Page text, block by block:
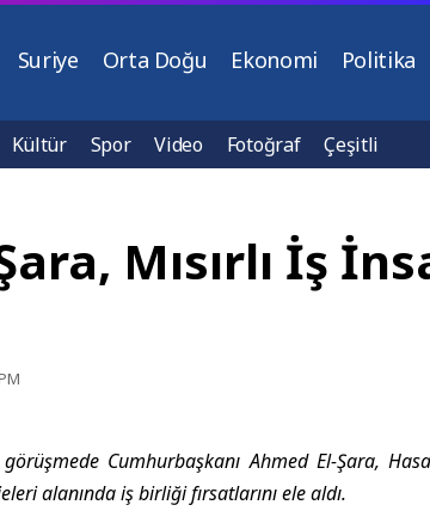
Suriye Orta Doğu Ekonomi Politika
Kültür Spor Video Fotoğraf Çeşitli
Mısırlı İş
görüşmede Cumhurbaşkanı Ahmed El-Şara,
alanında iş birliği fırsatlarını ele aldı.